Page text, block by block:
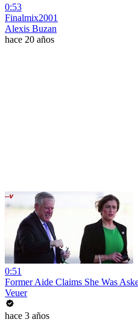
0:53
Finalmix2001
Alexis Buzan
hace 20 años
0:51
Former Aide Claims She Was
Veuer
hace 3 años